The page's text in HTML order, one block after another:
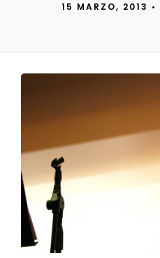
15 MARZO, 2013 •